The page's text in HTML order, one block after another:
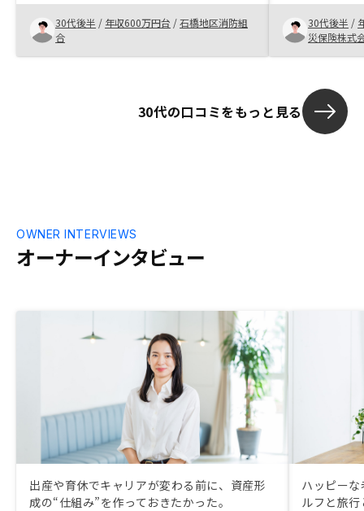
30代後半 / 年収600万円台 /石橋地区消防組
合
設計ができる
な雰囲気があ
30代後半 /
災保険株式
30代の口コミをもっと見る
オーナーインタビュー
OWNER INTERVIEWS
出産や育休でキャリアが変わる前に、資産形
成の“仕組み”を作っておきたかった。
ハッピー
ルフと旅